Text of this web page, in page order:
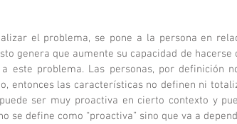
el problema, se pone a la persona en
genera que aumente su capacidad de
a este problema. Las personas, por definición
entonces las características no definen ni
ser muy proactiva en cierto contexto y
se define como “proactiva” sino que va a